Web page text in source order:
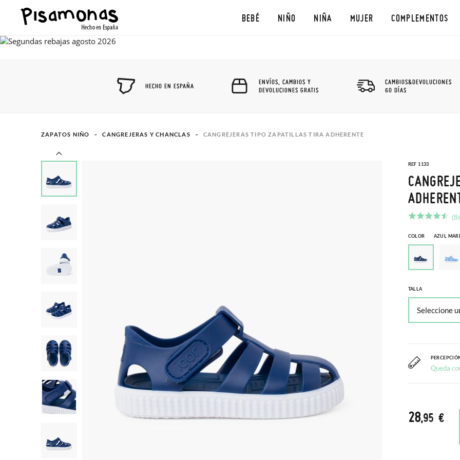
BEBÉ NIÑO NIÑA MUJER COMPLEMENTOS
HECHO EN ESPAÑA
ENVÍOS, CAMBIOS Y
DEVOLUCIONES GRATIS
CAMBIOS&DEVOLUCIONES
60 DÍAS
ZAPATOS NIÑO CANGREJERAS Y CHANCLAS CANGREJERAS TIPO ZAPATILLAS TIRA ADHERENTE
REF 1133
COLOR AZUL
TALLA
Queda
28,95 €